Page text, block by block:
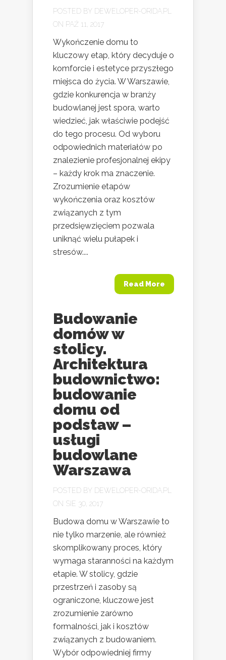
POSTED BY DEWELOPER-ORIDA.PL
ON PAŹ 11, 2017
Wykończenie domu to
kluczowy etap, który decyduje o
komforcie i estetyce przyszłego
miejsca do życia. W Warszawie,
gdzie konkurencja w branży
budowlanej jest spora, warto
wiedzieć, jak właściwie podejść
do tego procesu. Od wyboru
odpowiednich materiałów po
znalezienie profesjonalnej ekipy
– każdy krok ma znaczenie.
Zrozumienie etapów
wykończenia oraz kosztów
związanych z tym
przedsięwzięciem pozwala
uniknąć wielu pułapek i
stresów....
Read More
Budowanie
domów w
stolicy.
Architektura
budownictwo:
budowanie
domu od
podstaw –
usługi
budowlane
Warszawa
POSTED BY DEWELOPER-ORIDA.PL
ON SIE 30, 2017
Budowa domu w Warszawie to
nie tylko marzenie, ale również
skomplikowany proces, który
wymaga staranności na każdym
etapie. W stolicy, gdzie
przestrzeń i zasoby są
ograniczone, kluczowe jest
zrozumienie zarówno
formalności, jak i kosztów
związanych z budowaniem.
Wybór odpowiedniej firmy